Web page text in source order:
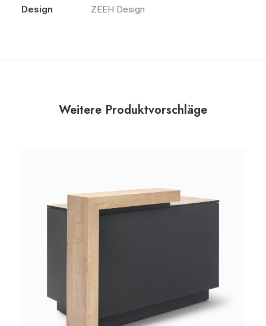
Design
ZEEH Design
Weitere Produktvorschläge